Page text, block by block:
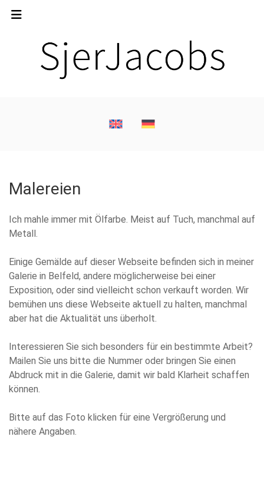
Malereien
Ich mahle immer mit Ölfarbe. Meist auf Tuch, manchmal auf
Metall.
Einige Gemälde auf dieser Webseite befinden sich in meiner
Galerie in Belfeld, andere möglicherweise bei einer
Exposition, oder sind vielleicht schon verkauft worden. Wir
bemühen uns diese Webseite aktuell zu halten, manchmal
aber hat die Aktualität uns überholt.
Interessieren Sie sich besonders für ein bestimmte Arbeit?
Mailen Sie uns bitte die Nummer oder bringen Sie einen
Abdruck mit in die Galerie, damit wir bald Klarheit schaffen
können.
Bitte auf das Foto klicken für eine Vergrößerung und
nähere Angaben.